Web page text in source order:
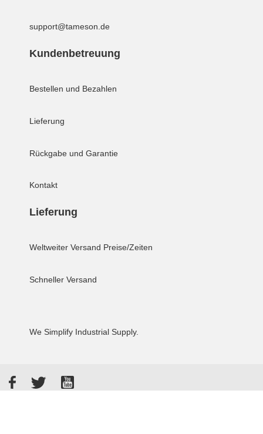
support@tameson.de
Kundenbetreuung
Bestellen und Bezahlen
Lieferung
Rückgabe und Garantie
Kontakt
Lieferung
Weltweiter Versand Preise/Zeiten
Schneller Versand
We Simplify Industrial Supply.
FacebookTwitterYouTube